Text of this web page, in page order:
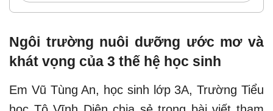
Ngôi trường nuôi dưỡng ước mơ và
khát vọng của 3 thế hệ học sinh
Em Vũ Tùng An, học sinh lớp 3A, Trường Tiểu